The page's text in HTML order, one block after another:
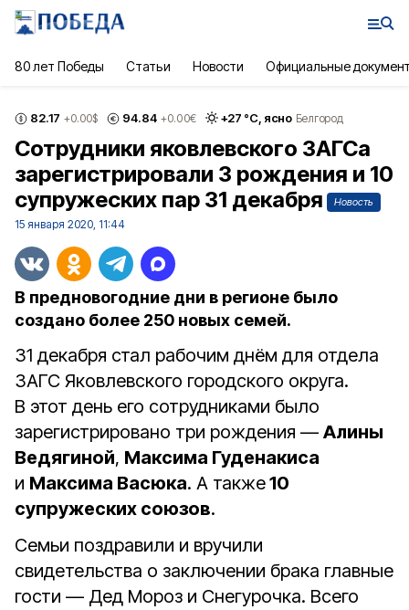
80 лет Победы Статьи Новости Официальные
82.17 +0.00$ 94.84 +0.00€ +27 °С, ясно Белгород
Сотрудники яковлевского ЗАГСа
зарегистрировали 3 рождения и 10
супружеских пар 31 декабря
Новость
15 января 2020, 11:44
В предновогодние дни в регионе было
создано более 250 новых семей.
31 декабря стал рабочим днём для отдела
ЗАГС Яковлевского городского округа.
В этот день его сотрудниками было
зарегистрировано три рождения — Алины
Ведягиной, Максима Гуденакиса
и Максима Васюка. А также10
супружеских союзов.
Семьи поздравили и вручили
свидетельства о заключении брака главные
гости — Дед Мороз и Снегурочка. Всего